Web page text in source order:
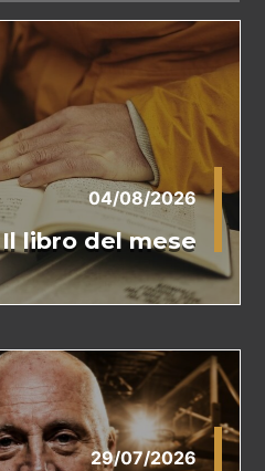
04/08/2026
Il libro del mese
29/07/2026